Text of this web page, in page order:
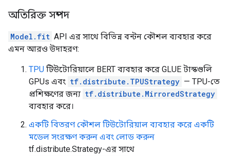
অতিরিক্ত সম্পদ
Model.fit API এর সাথে বিভিন্ন বন্টন কৌশল ব্যবহার করে
এমন আরও উদাহরণ:
TPU টিউটোরিয়ালে BERT ব্যবহার করে GLUE টাস্কগুলি
GPUs এবং tf.distribute.TPUStrategy — TPU-তে
প্রশিক্ষণের জন্য tf.distribute.MirroredStrategy
ব্যবহার করে।
একটি বিতরণ কৌশল টিউটোরিয়াল ব্যবহার করে একটি
মডেল সংরক্ষণ করুন এবং লোড করুন
tf.distribute.Strategy-এর সাথে